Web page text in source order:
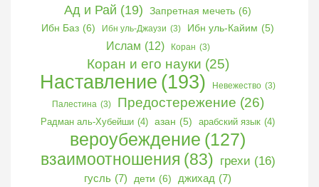
Ад и Рай (19) Запретная мечеть (6)
Ибн Баз (6) Ибн уль-Джаузи (3) Ибн уль-Кайим (5)
Ислам (12) Коран (3)
Коран и его науки (25)
Наставление (193) Невежество (3)
Палестина (3) Предостережение (26)
Радман аль-Хубейши (4) азан (5) арабский язык (4)
вероубеждение (127)
взаимоотношения (83) грехи (16)
гусль (7) дети (6) джихад (7)